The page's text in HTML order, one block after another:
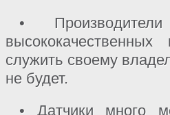
•
служить своему
не будет.
• Датчики много